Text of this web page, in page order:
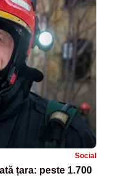
Social
țara: peste 1.700